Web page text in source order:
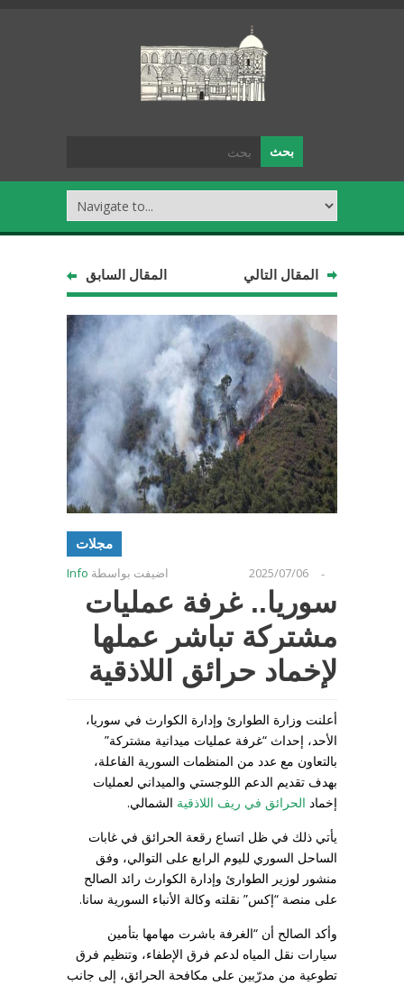
المقال السابق المقال التالي
مجلات
اضيفت بواسطة Info -
2025/07/06
سوريا.. غرفة عمليات
مشتركة تباشر عملها
لإخماد حرائق اللاذقية
أعلنت وزارة الطوارئ وإدارة الكوارث في سوريا،
الأحد، إحداث “غرفة عمليات ميدانية مشتركة”
بالتعاون مع عدد من المنظمات السورية الفاعلة،
بهدف تقديم الدعم اللوجستي والميداني لعمليات
إخماد الحرائق في ريف اللاذقية الشمالي.
يأتي ذلك في ظل اتساع رقعة الحرائق في غابات
الساحل السوري لليوم الرابع على التوالي، وفق
منشور لوزير الطوارئ وإدارة الكوارث رائد الصالح
على منصة “إكس” نقلته وكالة الأنباء السورية سانا.
وأكد الصالح أن “الغرفة باشرت مهامها بتأمين
سيارات نقل المياه لدعم فرق الإطفاء، وتنظيم فرق
تطوعية من مدرّبين على مكافحة الحرائق، إلى جانب